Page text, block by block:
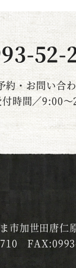
52-
約・お問い合
付時間／9:00
市加世田唐仁